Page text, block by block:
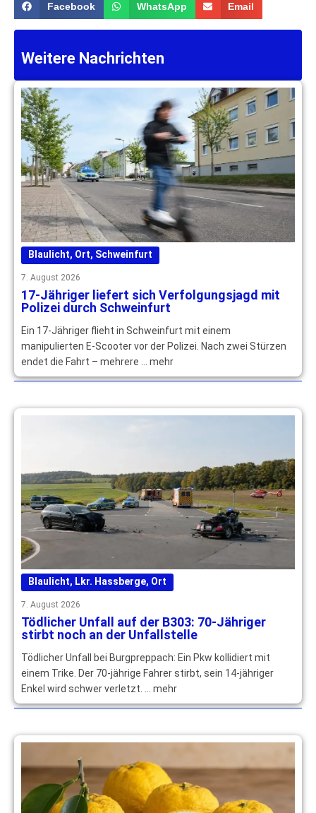
Facebook WhatsApp Email
Weitere Nachrichten
Blaulicht, Ort, Schweinfurt
7. August 2026
17-Jähriger liefert sich Verfolgungsjagd mit
Polizei durch Schweinfurt
Ein 17-Jähriger flieht in Schweinfurt mit einem
manipulierten E-Scooter vor der Polizei. Nach zwei Stürzen
endet die Fahrt – mehrere … mehr
Blaulicht, Lkr. Hassberge, Ort
7. August 2026
Tödlicher Unfall auf der B303: 70-Jähriger
stirbt noch an der Unfallstelle
Tödlicher Unfall bei Burgpreppach: Ein Pkw kollidiert mit
einem Trike. Der 70-jährige Fahrer stirbt, sein 14-jähriger
Enkel wird schwer verletzt. … mehr